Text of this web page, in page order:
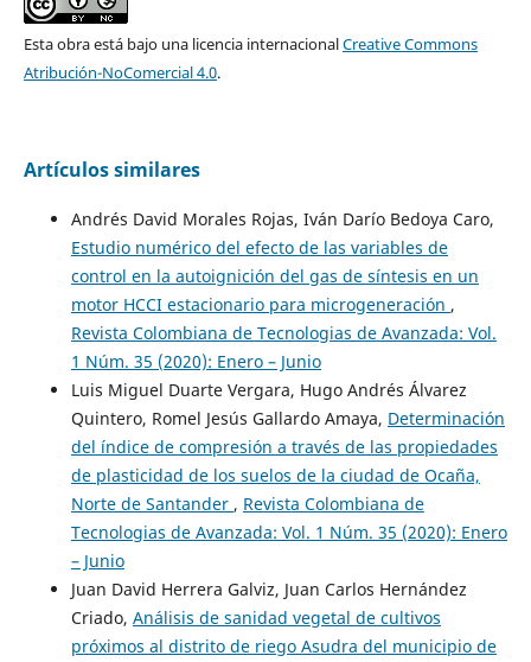
Esta obra está bajo una licencia internacionalCreative Commons
Atribución-NoComercial 4.0.
Artículos similares
Andrés David Morales Rojas, Iván Darío Bedoya Caro,
Estudio numérico del efecto de las variables de
control en la autoignición del gas de síntesis en un
motor HCCI estacionario para microgeneración ,
Revista Colombiana de Tecnologias de Avanzada: Vol.
1 Núm. 35 (2020): Enero – Junio
Luis Miguel Duarte Vergara, Hugo Andrés Álvarez
Quintero, Romel Jesús Gallardo Amaya, Determinación
del índice de compresión a través de las propiedades
de plasticidad de los suelos de la ciudad de Ocaña,
Norte de Santander , Revista Colombiana de
Tecnologias de Avanzada: Vol. 1 Núm. 35 (2020): Enero
– Junio
Juan David Herrera Galviz, Juan Carlos Hernández
Criado, Análisis de sanidad vegetal de cultivos
próximos al distrito de riego Asudra del municipio de